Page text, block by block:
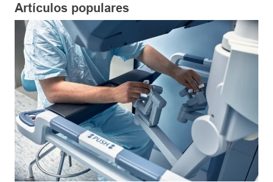
Artículos populares